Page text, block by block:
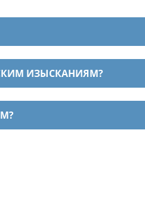
ИЗЫСКАНИЯМ?